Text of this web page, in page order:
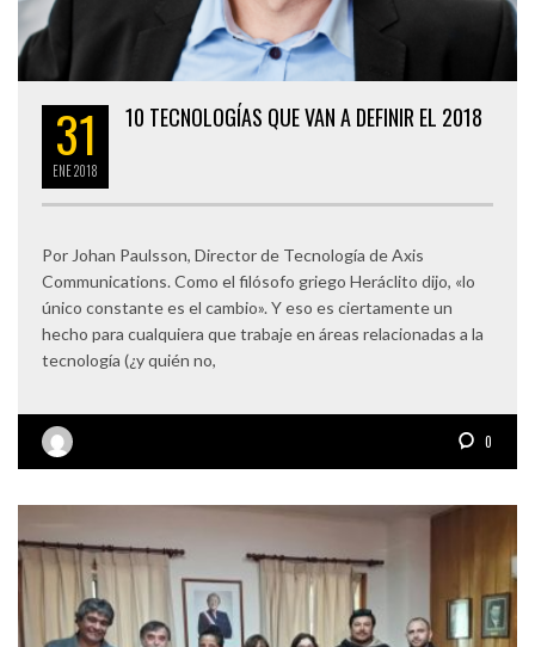
31
ENE2018
10 TECNOLOGÍAS QUE VAN A DEFINIR EL 2018
Por Johan Paulsson, Director de Tecnología de Axis
Communications. Como el filósofo griego Heráclito dijo, «lo
único constante es el cambio». Y eso es ciertamente un
hecho para cualquiera que trabaje en áreas relacionadas a la
tecnología (¿y quién no,
0